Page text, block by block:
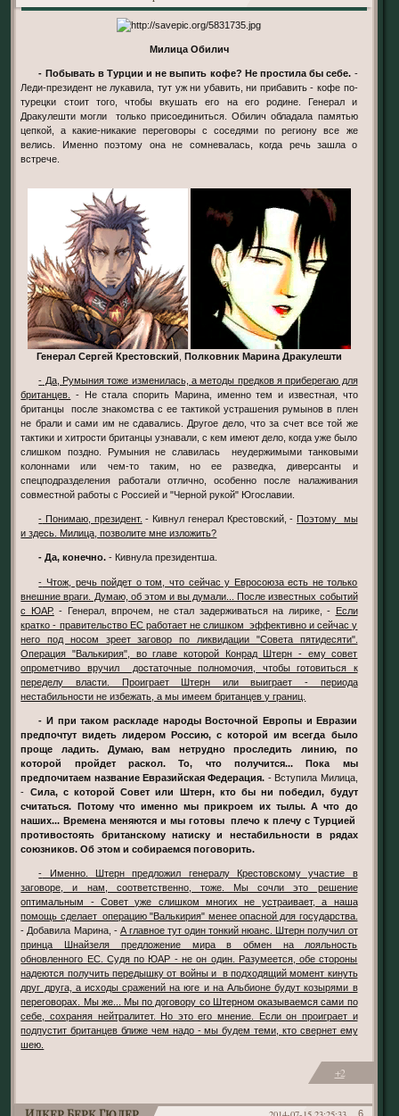
Милица Обилич
- Побывать в Турции и не выпить кофе? Не простила бы себе. -
Леди-президент не лукавила, тут уж ни убавить, ни прибавить - кофе по-
турецки стоит того, чтобы вкушать его на его родине. Генерал и
Дракулешти могли только присоединиться. Обилич обладала памятью
цепкой, а какие-никакие переговоры с соседями по региону все же
велись. Именно поэтому она не сомневалась, когда речь зашла о
встрече.
Генерал Сергей Крестовский Полковник Марина Дракулешти
- Да, Румыния тоже изменилась, а методы предков я приберегаю для
британцев.
- Не стала спорить Марина, именно тем и известная, что
британцы после знакомства с ее тактикой устрашения румынов в плен
не брали и сами им не сдавались. Другое дело, что за счет все той же
тактики и хитрости британцы узнавали, с кем имеют дело, когда уже было
слишком поздно. Румыния не славилась неудержимыми танковыми
колоннами или чем-то таким, но ее разведка, диверсанты и
спецподразделения работали отлично, особенно после налаживания
совместной работы с Россией и "Черной рукой" Югославии.
- Понимаю, президент. - Кивнул генерал Крестовский, -Поэтому мы
и здесь. Милица, позволите мне изложить?
- Да, конечно. - Кивнула президентша.
- Чтож, речь пойдет о том, что сейчас у Евросоюза есть не только
внешние враги. Думаю, об этом и вы думали... После известных событий
с ЮАР. - Генерал, впрочем, не стал задерживаться на лирике, - Если
кратко - правительство ЕС работает не слишком эффективно и сейчас у
него под носом зреет заговор по ликвидации "Совета пятидесяти".
Операция "Валькирия", во главе которой Конрад Штерн - ему совет
опрометчиво вручил достаточные полномочия, чтобы готовиться к
переделу власти. Проиграет Штерн или выиграет - периода
нестабильности не избежать, а мы имеем британцев у границ.
- И при таком раскладе народы Восточной Европы и Евразии
предпочтут видеть лидером Россию, с которой им всегда было
проще ладить. Думаю, вам нетрудно проследить линию, по
которой пройдет раскол. То, что получится... Пока мы
предпочитаем название Евразийская Федерация. - Вступила Милица,
- Сила, с которой Совет или Штерн, кто бы ни победил, будут
считаться. Потому что именно мы прикроем их тылы. А что до
наших... Времена меняются и мы готовы плечо к плечу с Турцией
противостоять британскому натиску и нестабильности в рядах
союзников. Об этом и собираемся поговорить.
- Именно. Штерн предложил генералу Крестовскому участие в
заговоре, и нам, соответственно, тоже. Мы сочли это решение
оптимальным - Совет уже слишком многих не устраивает, а наша
помощь сделает операцию "Валькирия" менее опасной для государства.
- Добавила Марина, - А главное тут один тонкий нюанс. Штерн получил от
принца Шнайзеля предложение мира в обмен на лояльность
обновленного ЕС. Судя по ЮАР - не он один. Разумеется, обе стороны
надеются получить передышку от войны и в подходящий момент кинуть
друг друга, а исходы сражений на юге и на Альбионе будут козырями в
переговорах. Мы же... Мы по договору со Штерном оказываемся сами по
себе, сохраняя нейтралитет. Но это его мнение. Если он проиграет и
подпустит британцев ближе чем надо - мы будем теми, кто свернет ему
шею.
+2
6